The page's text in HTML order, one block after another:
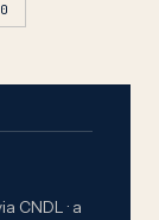
CNDL · a